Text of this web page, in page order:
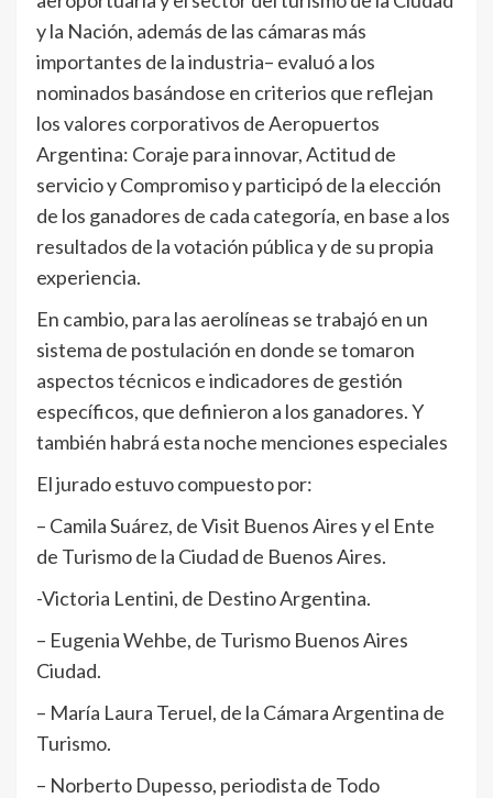
y la Nación, además de las cámaras más
importantes de la industria– evaluó a los
nominados basándose en criterios que reflejan
los valores corporativos de Aeropuertos
Argentina: Coraje para innovar, Actitud de
servicio y Compromiso y participó de la elección
de los ganadores de cada categoría, en base a los
resultados de la votación pública y de su propia
experiencia.
En cambio, para las aerolíneas se trabajó en un
sistema de postulación en donde se tomaron
aspectos técnicos e indicadores de gestión
específicos, que definieron a los ganadores. Y
también habrá esta noche menciones especiales
El jurado estuvo compuesto por:
– Camila Suárez, de Visit Buenos Aires y el Ente
de Turismo de la Ciudad de Buenos Aires.
-Victoria Lentini, de Destino Argentina.
– Eugenia Wehbe, de Turismo Buenos Aires
Ciudad.
– María Laura Teruel, de la Cámara Argentina de
Turismo.
– Norberto Dupesso, periodista de Todo